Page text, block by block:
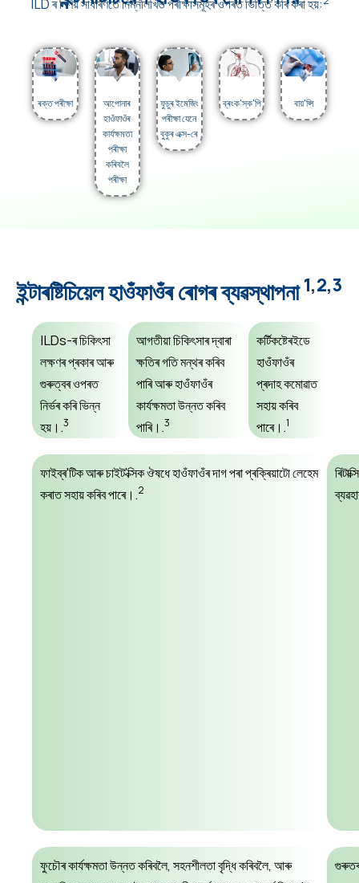
ILD ৰ নিৰ্ণয় সাধাৰণতে নিম্নলিখিত পৰীক্ষাসমূহৰ ওপৰত ভিত্তি কৰি কৰা হয়:
ৰক্ত পৰীক্ষা
আপোনাৰ
হাওঁফাওঁৰ
কাৰ্যক্ষমতা
পৰীক্ষা
কৰিবলৈ
পৰীক্ষা
ফুচুৰ ইমেজিং
পৰীক্ষা যেনে
বুকুৰ এক্স-ৰে
ব্ৰংক'স্ক'পি বায়'প্সি
ইন্টাৰষ্টিচিয়েল হাওঁফাওঁৰ ৰোগৰ ব্যৱস্থাপনা1,2,3
ILDs-ৰ চিকিৎসা
লক্ষণৰ প্ৰকাৰ আৰু
গুৰুত্বৰ ওপৰত
নিৰ্ভৰ কৰি ভিন্ন
হয়।.3
আগতীয়া চিকিৎসাৰ দ্বাৰা
ক্ষতিৰ গতি মন্থৰ কৰিব
পাৰি আৰু হাওঁফাওঁৰ
কাৰ্যক্ষমতা উন্নত কৰিব
পাৰি।.3
কৰ্টিকষ্টেৰইডে
হাওঁফাওঁৰ
প্ৰদাহ কমোৱাত
সহায় কৰিব
পাৰে।.1
ফাইব্ৰ'টিক আৰু চাইট'ক্সিক ঔষধে হাওঁফাওঁৰ দাগ পৰা প্ৰক্ৰিয়াটো লেহেম
কৰাত সহায় কৰিব পাৰে।.2
ফুচৌৰ কাৰ্যক্ষমতা উন্নত কৰিবলৈ, সহনশীলতা বৃদ্ধি কৰিবলৈ, আৰু